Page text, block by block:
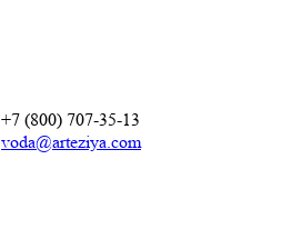
+7 (800) 707-35-13
voda@arteziya.com